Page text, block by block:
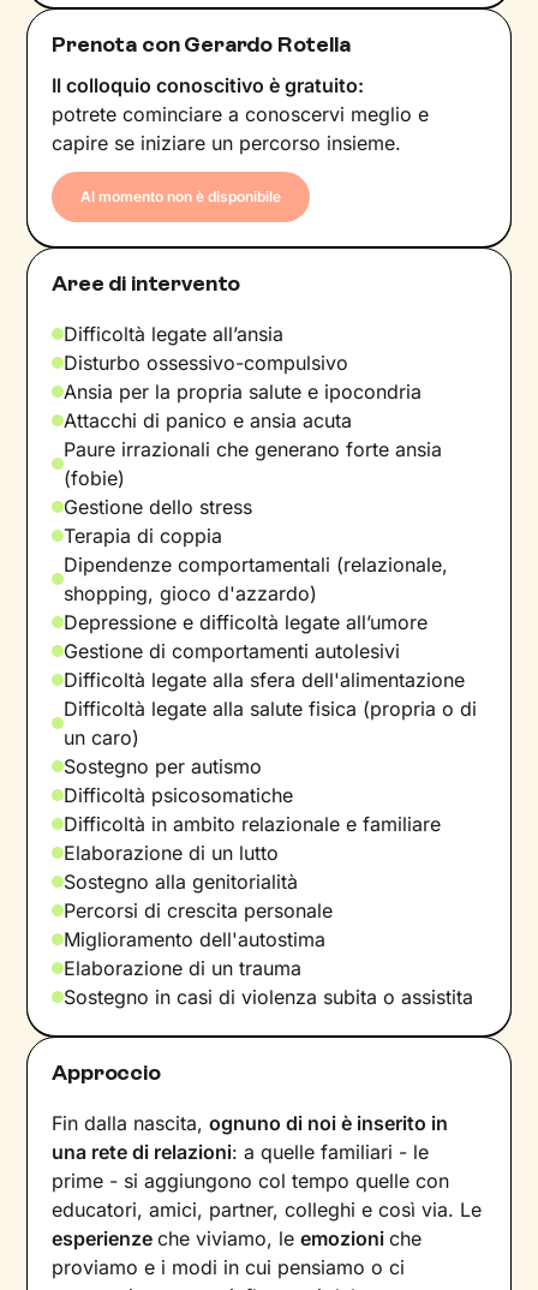
Prenota con Gerardo Rotella
Il colloquio conoscitivo è gratuito:
potrete cominciare a conoscervi meglio e
capire se iniziare un percorso insieme.
Al momento non è disponibile
Aree di intervento
Difficoltà legate all’ansia
Disturbo ossessivo-compulsivo
Ansia per la propria salute e ipocondria
Attacchi di panico e ansia acuta
Paure irrazionali che generano forte ansia
(fobie)
Gestione dello stress
Terapia di coppia
Dipendenze comportamentali (relazionale,
shopping, gioco d'azzardo)
Depressione e difficoltà legate all’umore
Gestione di comportamenti autolesivi
Difficoltà legate alla sfera dell'alimentazione
Difficoltà legate alla salute fisica (propria o di
un caro)
Sostegno per autismo
Difficoltà psicosomatiche
Difficoltà in ambito relazionale e familiare
Elaborazione di un lutto
Sostegno alla genitorialità
Percorsi di crescita personale
Miglioramento dell'autostima
Elaborazione di un trauma
Sostegno in casi di violenza subita o assistita
Approccio
Fin dalla nascita,ognuno di noi è inserito in
una rete di relazioni: a quelle familiari - le
prime - si aggiungono col tempo quelle con
educatori, amici, partner, colleghi e così via. Le
esperienzeche viviamo, leemozioniche
proviamo e i modi in cui pensiamo o ci